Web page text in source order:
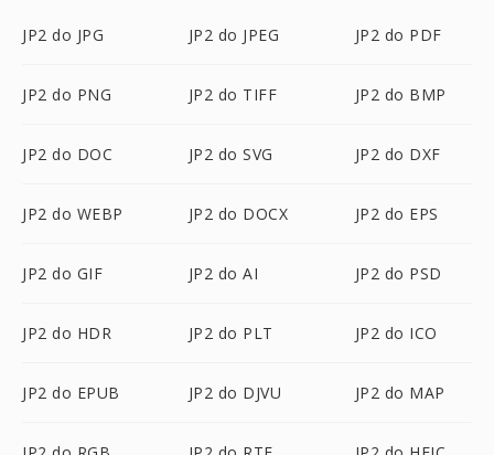
JP2 do JPG JP2 do JPEG JP2 do PDF
JP2 do PNG JP2 do TIFF JP2 do BMP
JP2 do DOC JP2 do SVG JP2 do DXF
JP2 do WEBP JP2 do DOCX JP2 do EPS
JP2 do GIF JP2 do AI JP2 do PSD
JP2 do HDR JP2 do PLT JP2 do ICO
JP2 do EPUB JP2 do DJVU JP2 do MAP